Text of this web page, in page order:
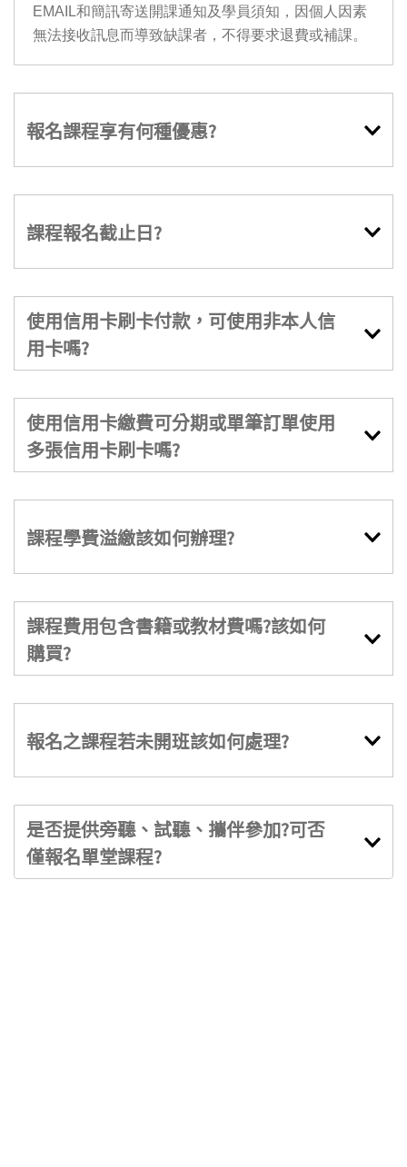
EMAIL和簡訊寄送開課通知及學員須知，因個人因素
無法接收訊息而導致缺課者，不得要求退費或補課。
報名課程享有何種優惠?
課程報名截止日?
使用信用卡刷卡付款，可使用非本人信
用卡嗎?
使用信用卡繳費可分期或單筆訂單使用
多張信用卡刷卡嗎?
課程學費溢繳該如何辦理?
課程費用包含書籍或教材費嗎?該如何
購買?
報名之課程若未開班該如何處理?
是否提供旁聽、試聽、攜伴參加?可否
僅報名單堂課程?